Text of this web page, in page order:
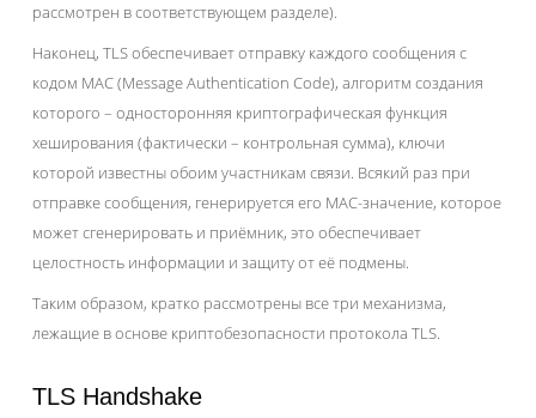
рассмотрен в соответствующем разделе).
Наконец, TLS обеспечивает отправку каждого сообщения с
кодом MAC (Message Authentication Code), алгоритм создания
которого – односторонняя криптографическая функция
хеширования (фактически – контрольная сумма), ключи
которой известны обоим участникам связи. Всякий раз при
отправке сообщения, генерируется его MAC-значение, которое
может сгенерировать и приёмник, это обеспечивает
целостность информации и защиту от её подмены.
Таким образом, кратко рассмотрены все три механизма,
лежащие в основе криптобезопасности протокола TLS.
TLS Handshake